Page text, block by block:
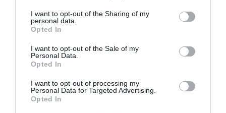
not limited to your visit or usage behaviour. You may click to
grant or deny consent to Google and its third-party tags to
use your data for below specified purposes in below Google
consent section.
I want to opt-out of the Sharing of my
personal data.
Opted In
I want to opt-out of the Sale of my
Personal Data.
Opted In
I want to opt-out of processing my
Personal Data for Targeted Advertising.
Opted In